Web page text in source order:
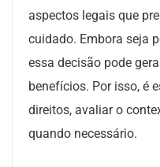
aspectos legais que
cuidado. Embora seja
essa decisão pode
benefícios. Por isso, é
direitos, avaliar o
quando necessário.